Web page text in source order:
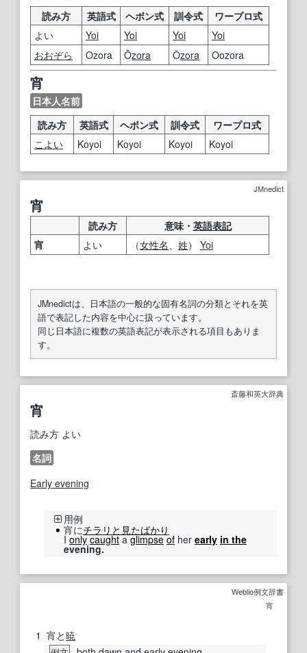
読み方
英語式 ヘボン式 訓令式
ワープロ式
よい
Yoi Yoi Yoi
Yoi
おおぞら
Ozora Ōzora Ôzora Oozora
宵
日本人名前
読み方
英語式 ヘボン式 訓令式
ワープロ式
こよい
Koyoi Koyoi Koyoi Koyoi
JMnedict
宵
読み方 意味・ 英語表記
宵
よい （女性名、 姓） Yoi
JMnedictは、日本語の一般的な固有名詞の分類とそれを英
語で表記した内容を中心に扱っています。
同じ日本語に複数の英語表記が表示される項目もありま
す。
斎藤和英大辞典
宵
読み方 よい
名詞
Early evening
用例
宵にチラリと 見たばかり
Ionly caughtaglimpse of her early in the
evening.
Weblio例文辞書
宵
1 宵と暁